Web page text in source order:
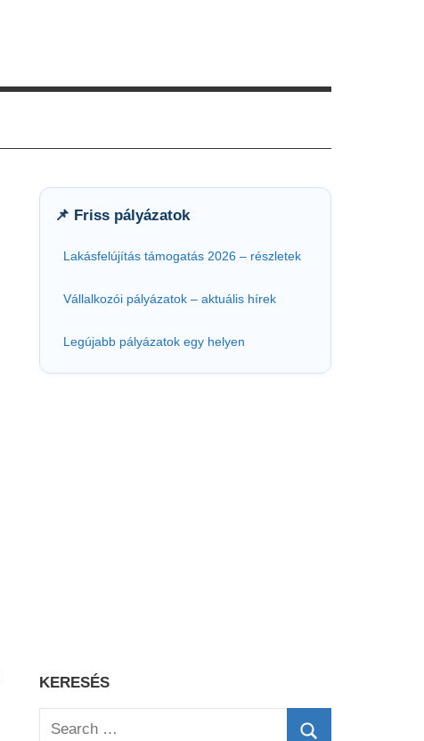
📌 Friss pályázatok
Lakásfelújítás támogatás 2026 – részletek
Vállalkozói pályázatok – aktuális hírek
Legújabb pályázatok egy helyen
KERESÉS
Search